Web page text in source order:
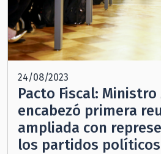
24/08/2023
Pacto Fiscal: Ministro
encabezó primera
ampliada con
los partidos políticos